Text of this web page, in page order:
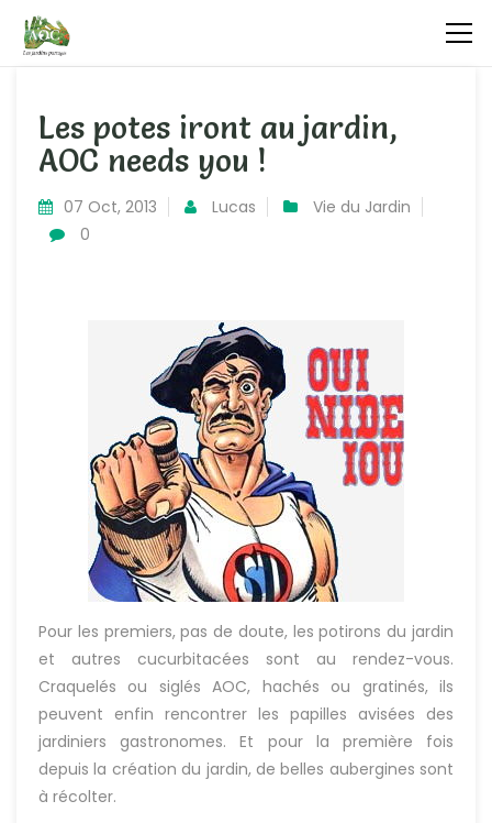
Les potes iront au jardin,
AOC needs you !
07 Oct, 2013 Lucas
Vie du Jardin
0
Pour les premiers, pas de doute, les potirons du jardin
et autres cucurbitacées sont au rendez-vous.
Craquelés ou siglés AOC, hachés ou gratinés, ils
peuvent enfin rencontrer les papilles avisées des
jardiniers gastronomes. Et pour la première fois
depuis la création du jardin, de belles aubergines sont
à récolter.